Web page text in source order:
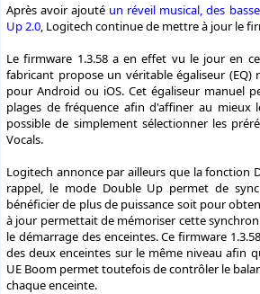
Après avoir ajouté un réveil musical, des
Up 2.0 , Logitech continue de mettre à jour le
Le firmware 1.3.58 a en effet vu le jour en
fabricant propose un véritable égaliseur
pour Android ou iOS. Cet égaliseur manuel
plages de fréquence afin d'affiner au mieux
possible de simplement sélectionner les
Vocals.
Logitech annonce par ailleurs que la fonction
rappel, le mode Double Up permet de
bénéficier de plus de puissance soit pour
à jour permettait de mémoriser cette
le démarrage des enceintes. Ce firmware
des deux enceintes sur le même niveau afin
UE Boom permet toutefois de contrôler le
chaque enceinte.